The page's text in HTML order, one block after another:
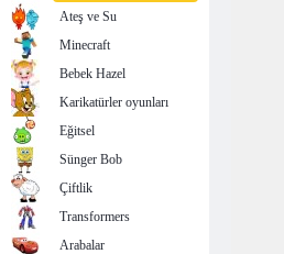
Ateş ve Su
Minecraft
Bebek Hazel
Karikatürler oyunları
Eğitsel
Sünger Bob
Çiftlik
Transformers
Arabalar